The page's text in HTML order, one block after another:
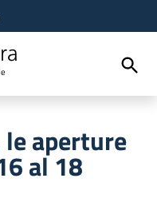
le aperture
al 18